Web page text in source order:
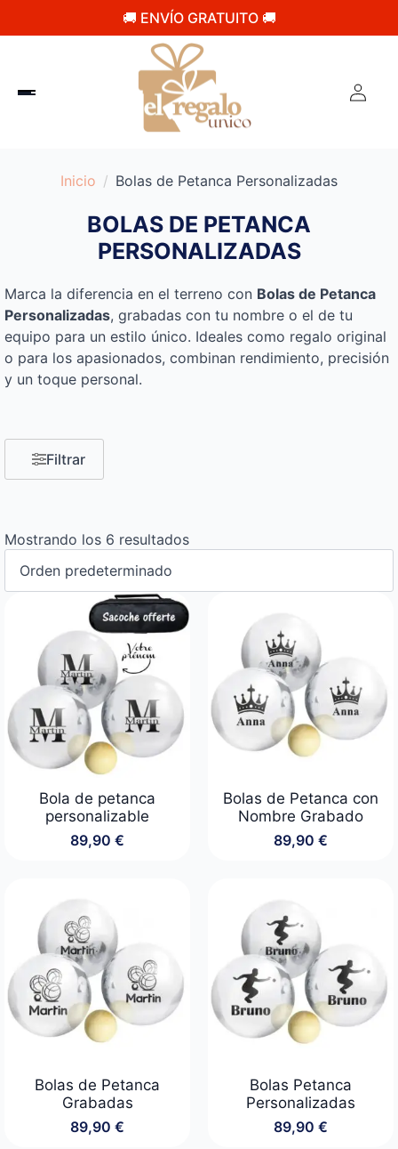
🚚 ENVÍO GRATUITO 🚚
Inicio Bolas de Petanca Personalizadas
BOLAS DE PETANCA
PERSONALIZADAS
Marca la diferencia en el terreno con Bolas de Petanca
Personalizadas, grabadas con tu nombre o el de tu
equipo para un estilo único. Ideales como regalo original
o para los apasionados, combinan rendimiento, precisión
y un toque personal.
Filtrar
Mostrando los 6 resultados
Bola de petanca
personalizable
89,90 €
Bolas de Petanca con
Nombre Grabado
89,90 €
Bolas de Petanca
Grabadas
89,90 €
Bolas Petanca
Personalizadas
89,90 €